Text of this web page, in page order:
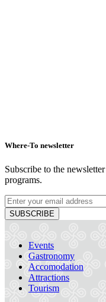
Where-To newsletter
Subscribe to the
programs.
SUBSCRIBE
Events
Gastronomy
Accomodation
Attractions
Tourism